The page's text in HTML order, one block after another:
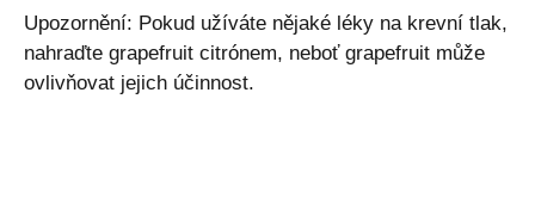
Upozornění: Pokud užíváte nějaké léky na krevní tlak,
nahraďte grapefruit citrónem, neboť grapefruit může
ovlivňovat jejich účinnost.